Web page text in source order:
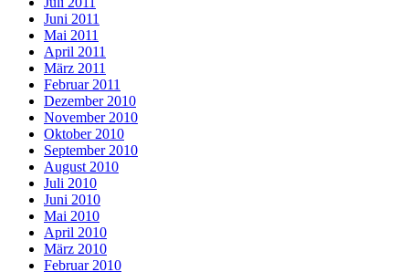
Juni 2011
Mai 2011
April 2011
März 2011
Februar 2011
Dezember 2010
November 2010
Oktober 2010
September 2010
August 2010
Juli 2010
Juni 2010
Mai 2010
April 2010
März 2010
Februar 2010